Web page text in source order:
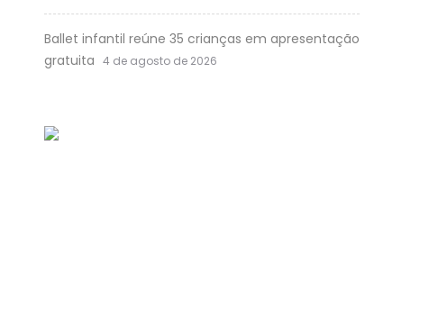
Ballet infantil reúne 35 crianças em apresentação
gratuita 4 de agosto de 2026